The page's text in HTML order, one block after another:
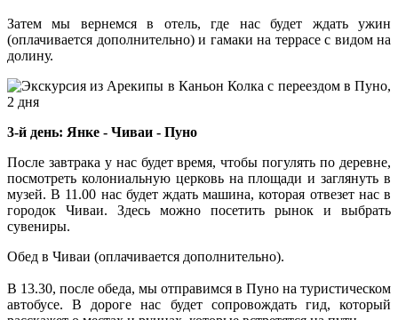
Затем мы вернемся в отель, где нас будет ждать ужин
(оплачивается дополнительно) и гамаки на террасе с видом на
долину.
3-й день: Янке - Чиваи - Пуно
После завтрака у нас будет время, чтобы погулять по деревне,
посмотреть колониальную церковь на площади и заглянуть в
музей. В 11.00 нас будет ждать машина, которая отвезет нас в
городок Чиваи. Здесь можно посетить рынок и выбрать
сувениры.
Обед в Чиваи (оплачивается дополнительно).
В 13.30, после обеда, мы отправимся в Пуно на туристическом
автобусе. В дороге нас будет сопровождать гид, который